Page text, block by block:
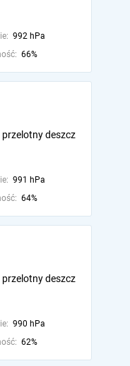
992 hPa
66%
deszcz
991 hPa
64%
deszcz
990 hPa
62%